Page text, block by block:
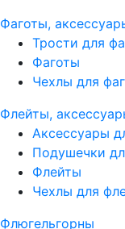
Фаготы,
Трости для
Фаготы
Чехлы для
Флейты,
Аксессуары
Подушечки
Флейты
Чехлы для
Флюгельгорны